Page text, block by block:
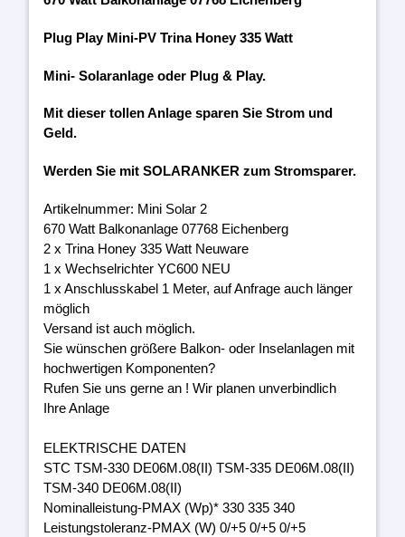
Plug Play Mini-PV Trina Honey 335 Watt
Mini- Solaranlage oder Plug & Play.
Mit dieser tollen Anlage sparen Sie Strom und
Geld.
Werden Sie mit SOLARANKER zum Stromsparer.
Artikelnummer: Mini Solar 2
670 Watt Balkonanlage 07768 Eichenberg
2 x Trina Honey 335 Watt Neuware
1 x Wechselrichter YC600 NEU
1 x Anschlusskabel 1 Meter, auf Anfrage auch länger
möglich
Versand ist auch möglich.
Sie wünschen größere Balkon- oder Inselanlagen mit
hochwertigen Komponenten?
Rufen Sie uns gerne an ! Wir planen unverbindlich
Ihre Anlage
ELEKTRISCHE DATEN
STC TSM-330 DE06M.08(II) TSM-335 DE06M.08(II)
TSM-340 DE06M.08(II)
Nominalleistung-PMAX (Wp)* 330 335 340
Leistungstoleranz-PMAX (W) 0/+5 0/+5 0/+5